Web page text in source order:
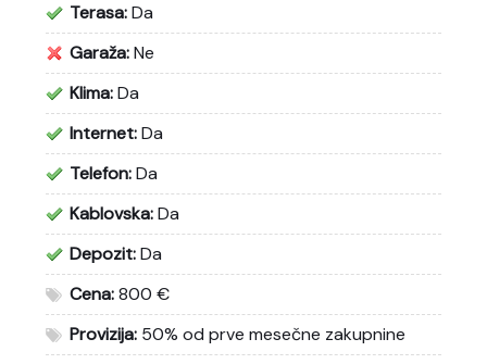
Terasa:Da
Garaža:Ne
Klima:Da
Internet:Da
Telefon:Da
Kablovska:Da
Depozit:Da
Cena:800 €
Provizija: 50% od prve mesečne zakupnine